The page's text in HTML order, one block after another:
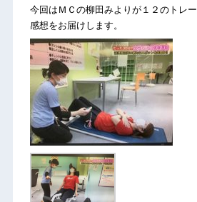
今回はＭＣの柳田みよりが１２のトレ
感想をお届けします。